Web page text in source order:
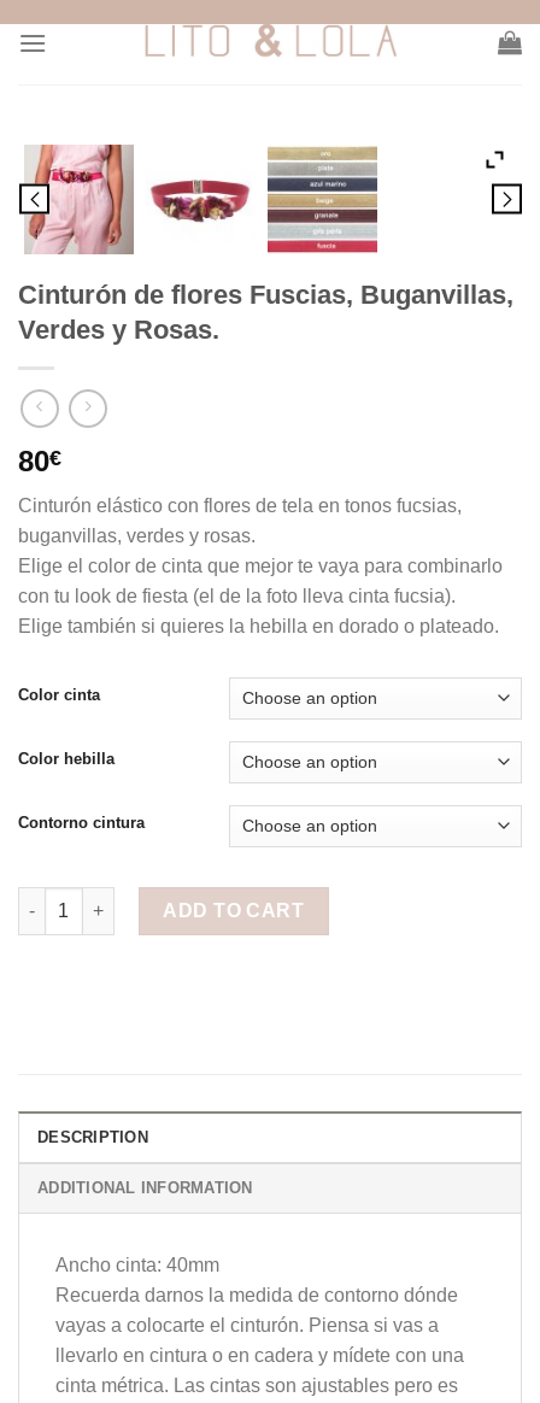
Cinturón de flores Fuscias, Buganvillas,
Verdes y Rosas.
80€
Cinturón elástico con flores de tela en tonos fucsias,
buganvillas, verdes y rosas.
Elige el color de cinta que mejor te vaya para combinarlo
con tu look de fiesta (el de la foto lleva cinta fucsia).
Elige también si quieres la hebilla en dorado o plateado.
Color cinta
Color hebilla
Contorno cintura
Cinturón de flores Fuscias, Buganvillas, Verdes y Rosas.
ADD TO CART
DESCRIPTION
ADDITIONAL INFORMATION
Ancho cinta: 40mm
Recuerda darnos la medida de contorno dónde
vayas a colocarte el cinturón. Piensa si vas a
llevarlo en cintura o en cadera y mídete con una
cinta métrica. Las cintas son ajustables pero es